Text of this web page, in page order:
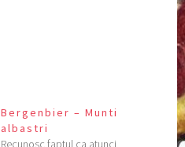
Bergenbier – Munti
albastri
Recunosc faptul ca atunci